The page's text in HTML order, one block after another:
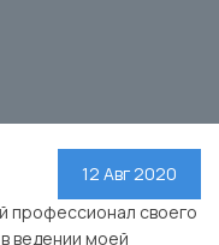
12 Авг 2020
профессионал своего
ведении моей